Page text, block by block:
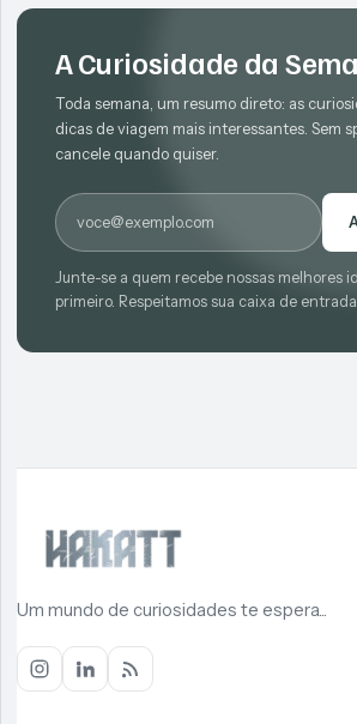
A Curiosidade da
Toda semana, um resumo direto: as
dicas de viagem mais interessantes. Sem
cancele quando quiser.
E-mail
Junte-se a quem recebe nossas melhores
primeiro. Respeitamos sua caixa de
Um mundo de curiosidades te espera...